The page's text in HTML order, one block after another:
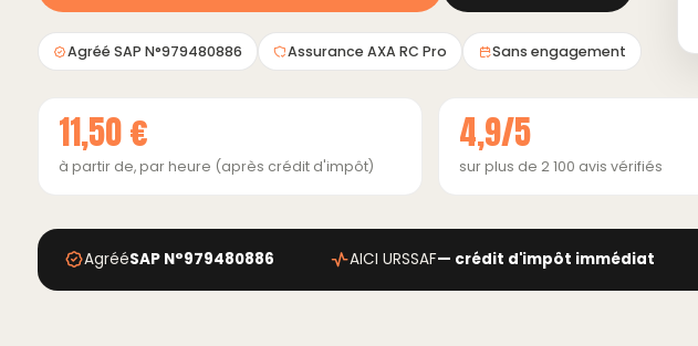
Agréé SAP N°979480886 Assurance AXA RC Pro Sans engagement
11,50 €
à partir de, par heure (après crédit d'impôt)
4,9/5
sur plus de 2 100 avis vérifiés
AgrééSAP N°979480886 AICI URSSAF— crédit d'impôt immédiat